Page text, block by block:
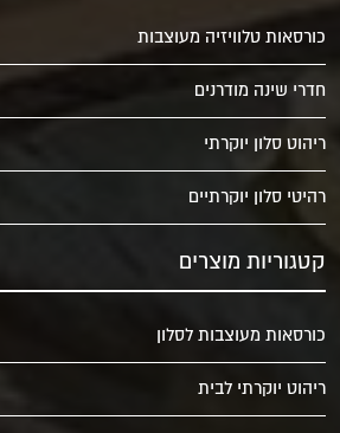
כורסאות טלוויזיה מעוצבות
חדרי שינה מודרנים
ריהוט סלון יוקרתי
רהיטי סלון יוקרתיים
קטגוריות מוצרים
כורסאות מעוצבות לסלון
ריהוט יוקרתי לבית